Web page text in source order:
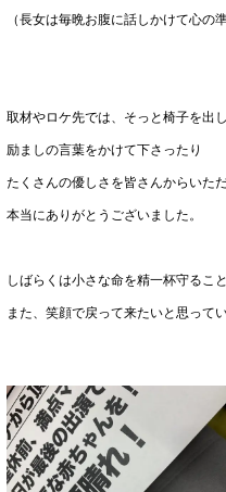
（長女は毎晩お腹に話しかけて心の
取材やロケ先では、そっと椅子を出
励ましの言葉をかけて下さったり
たくさんの優しさを皆さんからいただ
本当にありがとうございました。
しばらくは小さな命を精一杯守るこ
また、笑顔で戻って来たいと思ってい